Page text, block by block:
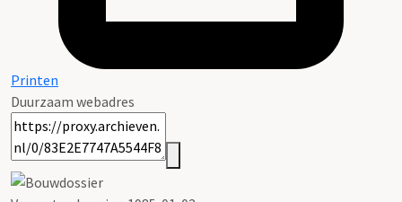
Printen
Duurzaam webadres